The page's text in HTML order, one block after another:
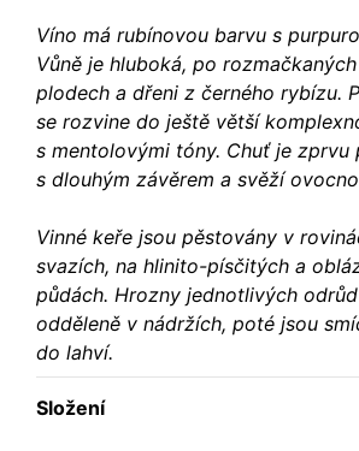
Víno má rubínovou barvu s
Vůně je hluboká, po
plodech a dřeni z černého rybízu.
se rozvine do ještě větší
s mentolovými tóny. Chuť je zprvu
s dlouhým závěrem a svěží
Vinné keře jsou pěstovány v
svazích, na hlinito-písčitých a
půdách. Hrozny jednotlivých
odděleně v nádržích, poté jsou
do lahví.
Složení